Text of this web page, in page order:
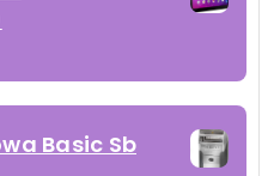
Basic Sb